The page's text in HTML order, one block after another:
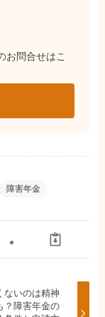
お問合せはこ
障害年金
ないのは精神
？障害年金の